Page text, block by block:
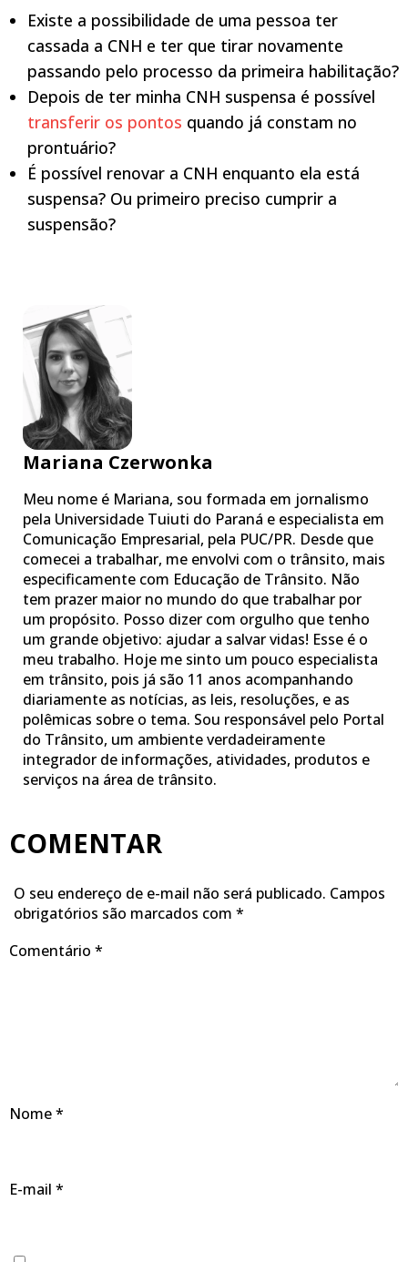
Existe a possibilidade de uma pessoa ter
cassada a CNH e ter que tirar novamente
passando pelo processo da primeira habilitação?
Depois de ter minha CNH suspensa é possível
transferir os pontos quando já constam no
prontuário?
É possível renovar a CNH enquanto ela está
suspensa? Ou primeiro preciso cumprir a
suspensão?
Mariana Czerwonka
Meu nome é Mariana, sou formada em jornalismo
pela Universidade Tuiuti do Paraná e especialista em
Comunicação Empresarial, pela PUC/PR. Desde que
comecei a trabalhar, me envolvi com o trânsito, mais
especificamente com Educação de Trânsito. Não
tem prazer maior no mundo do que trabalhar por
um propósito. Posso dizer com orgulho que tenho
um grande objetivo: ajudar a salvar vidas! Esse é o
meu trabalho. Hoje me sinto um pouco especialista
em trânsito, pois já são 11 anos acompanhando
diariamente as notícias, as leis, resoluções, e as
polêmicas sobre o tema. Sou responsável pelo Portal
do Trânsito, um ambiente verdadeiramente
integrador de informações, atividades, produtos e
serviços na área de trânsito.
COMENTAR
O seu endereço de e-mail não será publicado. Campos
obrigatórios são marcados com *
Comentário *
Nome*
E-mail *